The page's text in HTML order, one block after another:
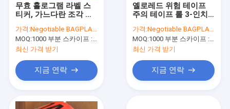
무효 홀로그램 라벨 스
티커, 가느다란 조각 탬
이블, 점착성 달 암석 프
리 면 규모 라벨 롤 보
가격:Negotiable BAGPLASTICS@YAHOO.COM
MOQ:1000 부분 스카이프 : 마이데아르닐
최신 가격 받기
지금 연락
옐로레드 위험 테이프
주의 테이프 롤 3-인치
색 워닝테이프, 배리어
경고를 위한 주의 테이
프
가격:Negotiable BAGPLASTICS@YAHOO.COM
MOQ:1000 부분 스카이프 : 마이데아르닐
최신 가격 받기
지금 연락